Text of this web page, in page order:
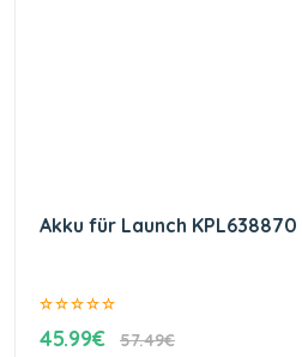
Akku für Launch
45.99€ 57.49€